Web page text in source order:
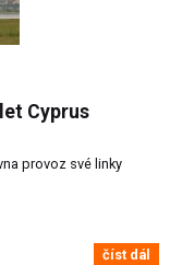
Cyprus
provoz své linky
číst dál